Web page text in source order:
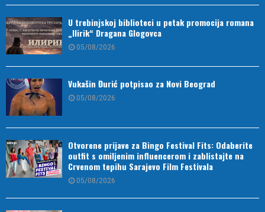
U trebinjskoj biblioteci u petak promocija romana
„Ilirik“ Dragana Glogovca
05/08/2026
Vukašin Đurić potpisao za Novi Beograd
05/08/2026
Otvorene prijave za Bingo Festival Fits: Odaberite
outfit s omiljenim influencerom i zablistajte na
Crvenom tepihu Sarajevo Film Festivala
05/08/2026